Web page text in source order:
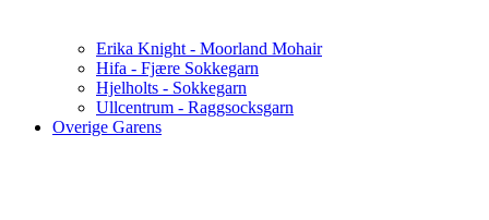
Erika Knight - Moorland Mohair
Hifa - Fjære Sokkegarn
Hjelholts - Sokkegarn
Ullcentrum - Raggsocksgarn
Overige Garens